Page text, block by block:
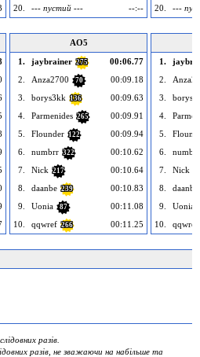
20.
--- пустий --- --:--
20.
---
AO5
1.
jaybrainer 275
00:06.77
2.
Anza2700 70
00:09.18
3.
borys3kk 136
00:09.63
4.
Parmenides 265
00:09.91
5.
Flounder 122
00:09.94
6.
numbrr 322
00:10.62
7.
Nick 217
00:10.64
8.
daanbe 239
00:10.83
9.
Uonia 87
00:11.08
10.
qqwref 266 00:11.25
1.
2.
3.
4.
5.
6.
numbrr
7.
Nick
8.
daanbe
9.
Uonia
10.
qqwref
разів.
разів, не зважаючи на набільше та